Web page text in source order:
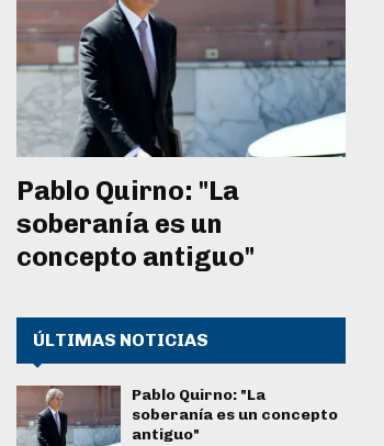
Pablo Quirno: "La
soberanía es un
concepto antiguo"
ÚLTIMAS NOTICIAS
Pablo Quirno: "La
soberanía es un concepto
antiguo"